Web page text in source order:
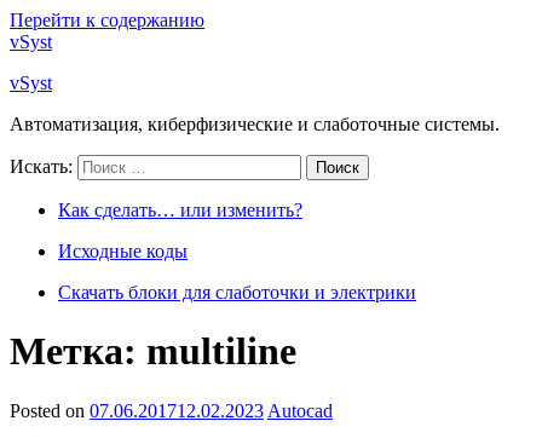
Перейти к содержанию
vSyst
vSyst
Автоматизация, киберфизические и слаботочные системы.
Искать: Поиск
Как сделать… или изменить?
Исходные коды
Скачать блоки для слаботочки и электрики
Метка: multiline
Posted on 07.06.201712.02.2023 Autocad